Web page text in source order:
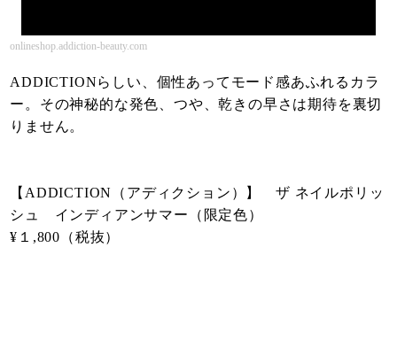
onlineshop.addiction-beauty.com
ADDICTIONらしい、個性あってモード感あふれるカラ
ー。その神秘的な発色、つや、乾きの早さは期待を裏切
りません。
【ADDICTION（アディクション）】 ザ ネイルポリッ
シュ インディアンサマー（限定色）
¥１,800（税抜）